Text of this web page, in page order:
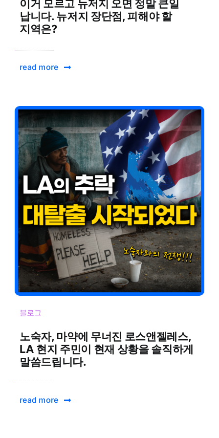
이거 모르고 뉴저지 오면 정말 큰일
납니다. 뉴저지 장단점, 피해야 할
지역은?
read more
블로그
노숙자, 마약에 무너진 로스앤젤레스,
LA 현지 주민이 현재 상황을 솔직하게
말씀드립니다.
read more